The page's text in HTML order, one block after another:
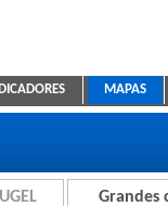
MAPAS
Grandes